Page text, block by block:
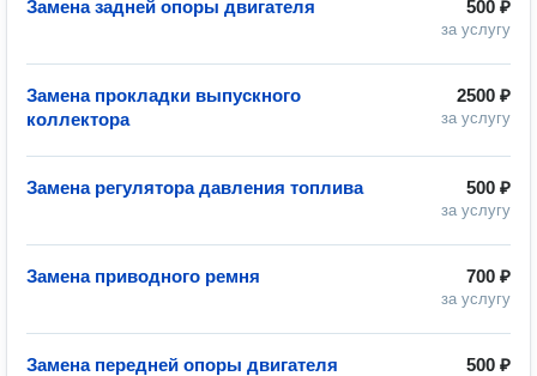
500 ₽
за услугу
Замена задней опоры двигателя
2500 ₽
за услугу
Замена прокладки выпускного
коллектора
500 ₽
за услугу
Замена регулятора давления топлива
700 ₽
за услугу
Замена приводного ремня
500 ₽
Замена передней опоры двигателя